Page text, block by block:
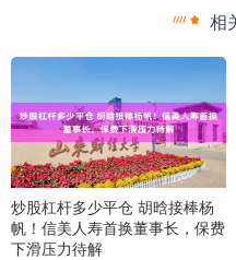
相
炒股杠杆多少平仓 胡晗接棒杨
帆！信美人寿首换董事长，保费
下滑压力待解